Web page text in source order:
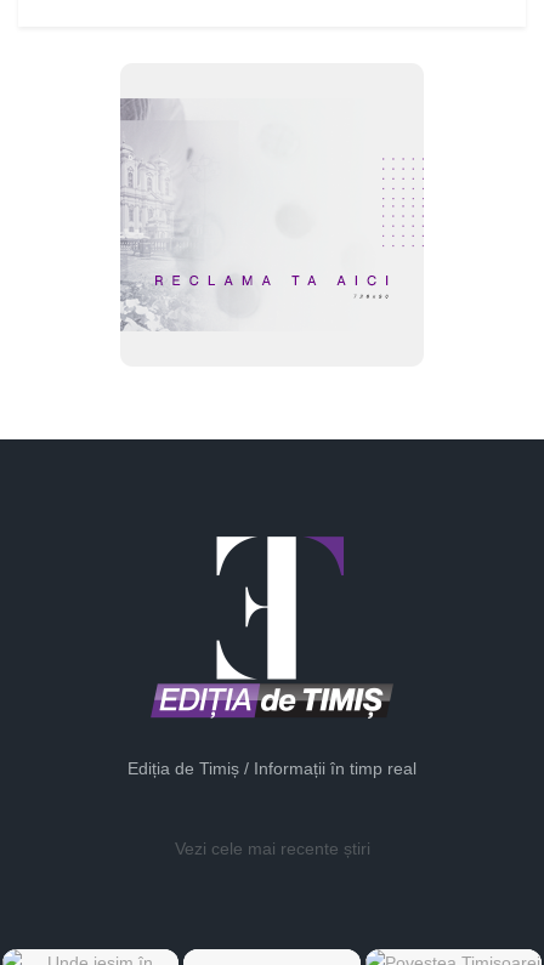
Ediția de Timiș / Informații în timp real
Vezi cele mai recente știri